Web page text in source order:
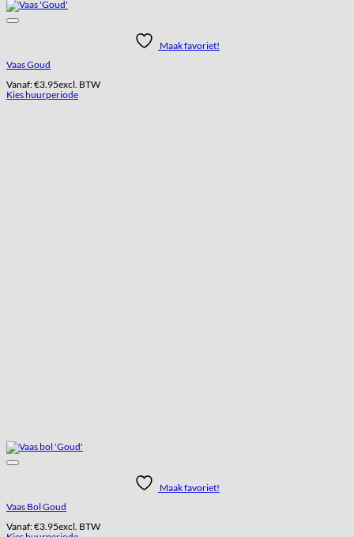
Maak favoriet!
Vaas Goud
Vanaf:€3.95excl. BTW
Kies huurperiode
Maak favoriet!
Vaas Bol Goud
Vanaf:€3.95excl. BTW